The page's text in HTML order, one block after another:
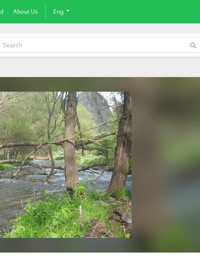
About Us Eng